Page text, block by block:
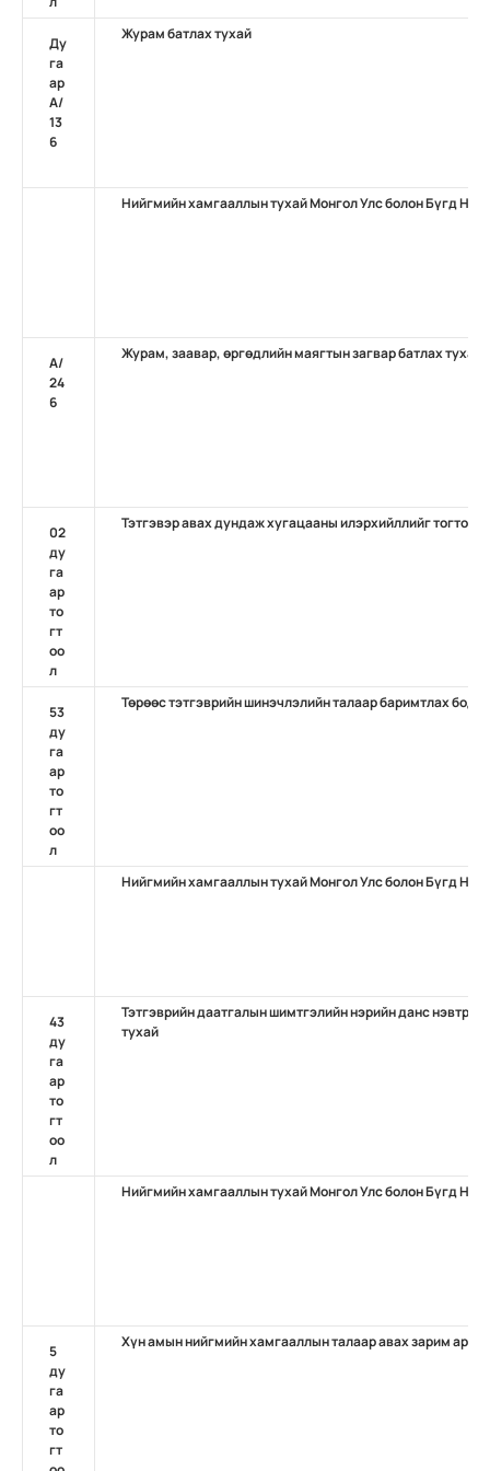
Ду
га
ар
А/
13
6
Журам батлах тухай
Нийгмийн хамгааллын тухай Монгол Улс болон Бүгд
A/
24
6
Журам, заавар, өргөдлийн маягтын загвар батлах тухай
02
ду
га
ар
то
гт
оо
л
Тэтгэвэр авах дундаж хугацааны илэрхийллийг тогтоох
53
ду
га
ар
то
гт
оо
л
Төрөөс тэтгэврийн шинэчлэлийн талаар баримтлах
Нийгмийн хамгааллын тухай Монгол Улс болон Бүгд
43
ду
га
ар
то
гт
оо
л
Тэтгэврийн даатгалын шимтгэлийн нэрийн данс
тухай
Нийгмийн хамгааллын тухай Монгол Улс болон Бүгд
5
ду
га
ар
то
гт
Хүн амын нийгмийн хамгааллын талаар авах зарим арга